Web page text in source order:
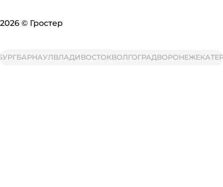
2026 © Гростер
БАРНАУЛВЛАДИВОСТОКВОЛГОГРАДВОРОНЕЖ